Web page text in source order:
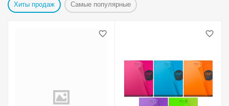
Хиты продаж Самые популярные